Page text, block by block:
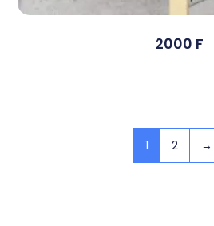
2000 F
1 2 →